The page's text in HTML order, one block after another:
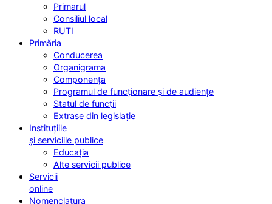
Primarul
Consiliul local
RUTI
Primăria
Conducerea
Organigrama
Componența
Programul de funcționare și de audiențe
Statul de funcții
Extrase din legislație
Instituțiile
și serviciile publice
Educația
Alte servicii publice
Servicii
online
Nomenclatura